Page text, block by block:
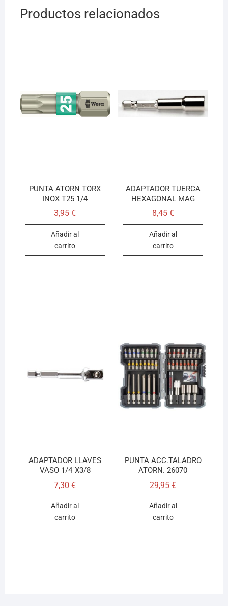
Productos relacionados
PUNTA ATORN TORX
INOX T25 1/4
3,95€
Añadir al
carrito
ADAPTADOR TUERCA
HEXAGONAL MAG
8,45 €
Añadir al
carrito
ADAPTADOR LLAVES
VASO 1/4″X3/8
7,30€
Añadir al
carrito
PUNTA ACC.TALADRO
ATORN. 26070
29,95€
Añadir al
carrito